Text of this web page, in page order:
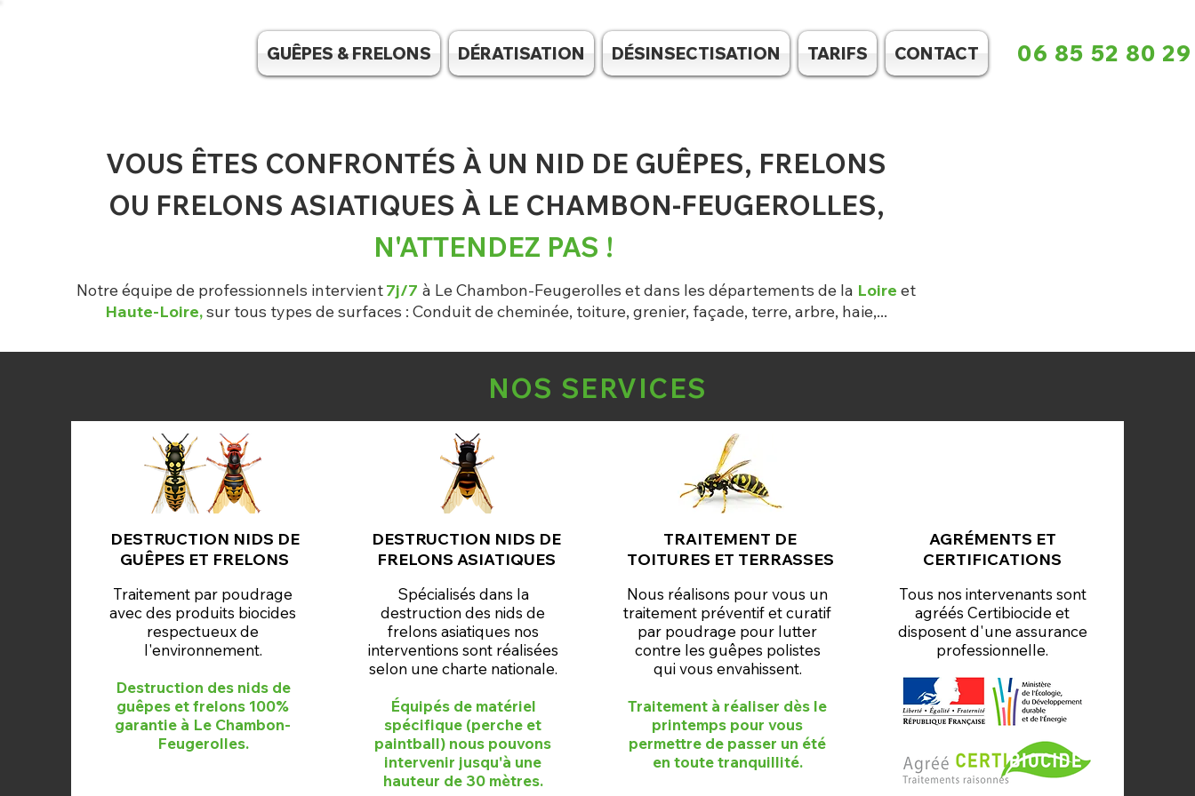
GUÊPES & FRELONS DÉRATISATION DÉSINSECTISATION TARIFS CONTACT 06 85 52 80 29
VOUS ÊTES CONFRONTÉS À UN NID DE GUÊPES, FRELONS
OU FRELONS ASIATIQUES À LE CHAMBON-FEUGEROLLES,
N'ATTENDEZ PAS !
Notre équipe de professionnels intervient7j/7 à LeChambon-Feugerolles etdans les départements de la Loire et
Haute-Loire,sur tous types de surfaces : Conduit de cheminée, toiture, grenier, façade, terre, arbre, haie,...
NOS SERVICES
DESTRUCTION NIDS DE
GUÊPES ET FRELONS
Traitement par poudrage
avec des produits biocides
respectueux de
l'environnement.
Destruction des nids de
guêpes et frelons 100%
garantie à Le Chambon-
Feugerolles.
DESTRUCTION NIDS DE
FRELONS ASIATIQUES
Spécialisés dans la
destruction des nids de
frelons asiatiques nos
interventions sont réalisées
selon une charte nationale.
Équipés de matériel
spécifique (perche et
paintball) nous pouvons
intervenir jusqu'à une
hauteur de 30 mètres.
TRAITEMENT DE
TOITURES ET TERRASSES
Nous réalisons pour vous un
traitement préventif et curatif
par poudrage pour lutter
contre les guêpes polistes
qui vous envahissent.
Traitement à réaliser dès le
printemps pour vous
permettre de passer un été
en toute tranquillité.
AGRÉMENTS ET
CERTIFICATIONS
Tous nos intervenants sont
agréés Certibiocide et
disposent d'une assurance
professionnelle.